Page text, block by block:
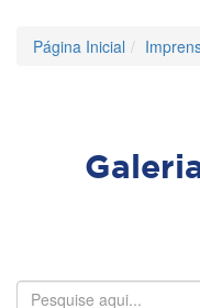
Página Inicial